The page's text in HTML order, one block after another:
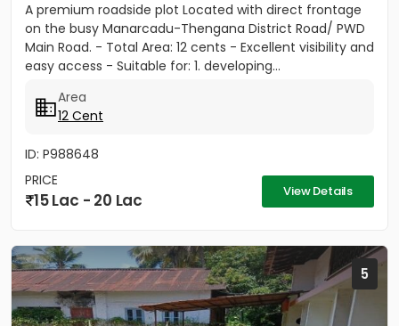
A premium roadside plot Located with direct frontage
on the busy Manarcadu-Thengana District Road/ PWD
Main Road. - Total Area: 12 cents - Excellent visibility and
easy access - Suitable for: 1. developing...
Area
12 Cent
ID: P988648
PRICE
15 Lac - 20 Lac View Details
5